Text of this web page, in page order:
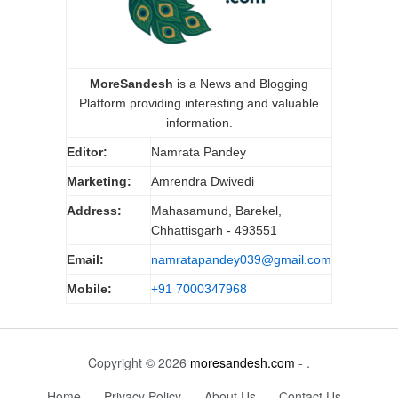
MoreSandesh is a News and Blogging
Platform providing interesting and valuable
information.
Editor: Namrata Pandey
Marketing: Amrendra Dwivedi
Address:
Mahasamund, Barekel,
Chhattisgarh - 493551
Email: namratapandey039@gmail.com
Mobile: +91 7000347968
Copyright © 2026 moresandesh.com - .